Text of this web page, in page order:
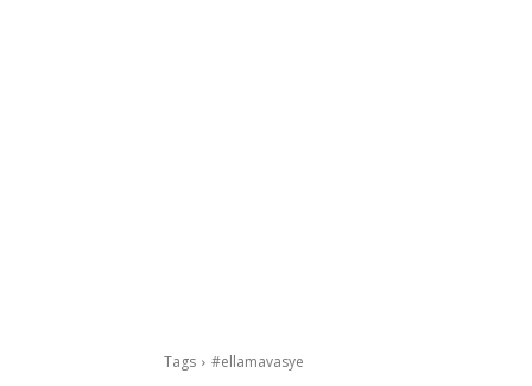
Tags #ellamavasye